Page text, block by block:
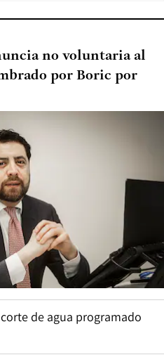
no voluntaria al
por Boric por
de agua programado